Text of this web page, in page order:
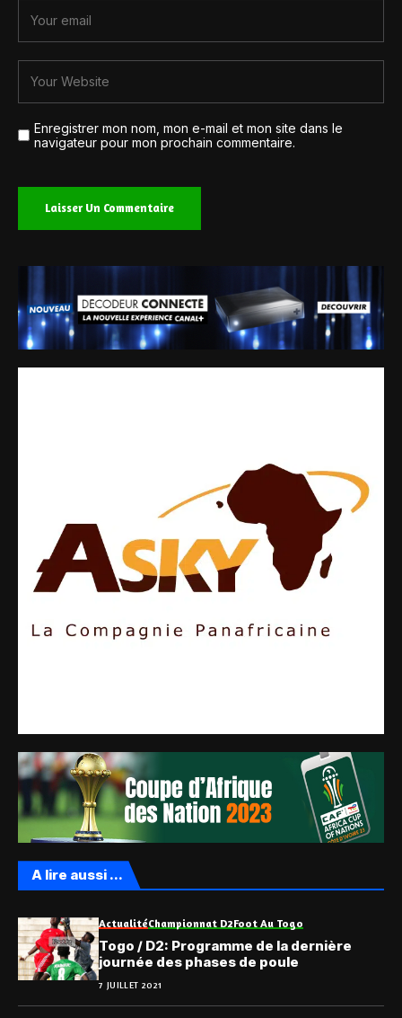
Enregistrer mon nom, mon e-mail et mon site dans le
navigateur pour mon prochain commentaire.
A lire aussi ...
ActualitéChampionnat D2Foot Au Togo
Togo / D2: Programme de la dernière
journée des phases de poule
7 JUILLET 2021